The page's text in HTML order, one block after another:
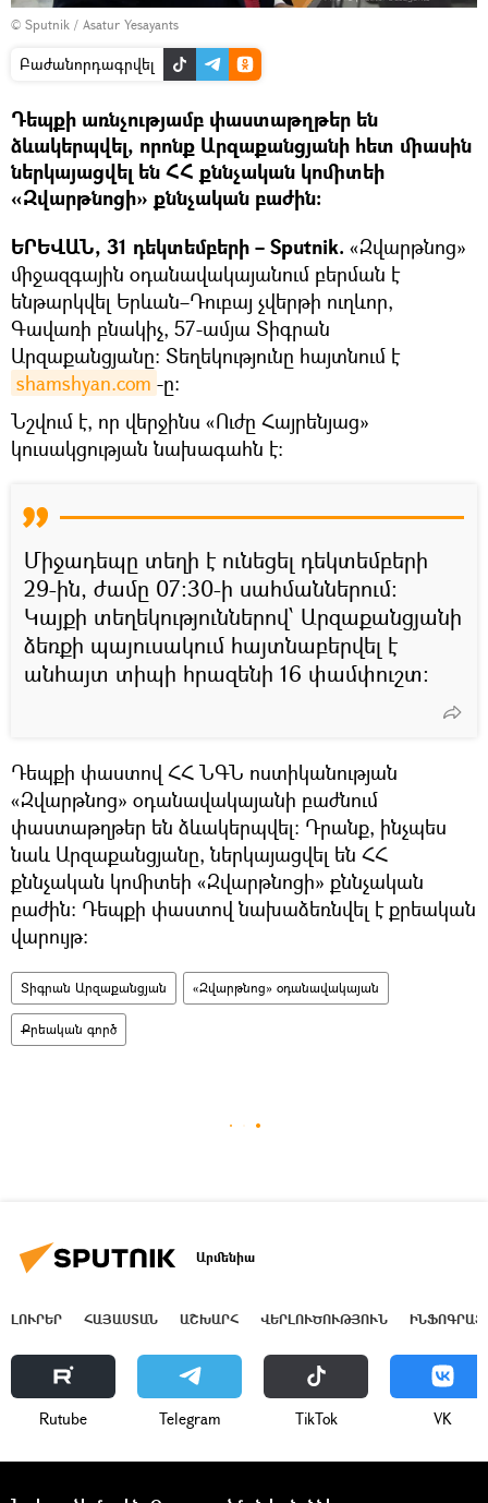
© Sputnik / Asatur Yesayants
Բաժանորդագրվել
Դեպքի առնչությամբ փաստաթղթեր են
ձևակերպվել, որոնք Արզաքանցյանի հետ միասին
ներկայացվել են ՀՀ քննչական կոմիտեի
«Զվարթնոցի» քննչական բաժին։
ԵՐԵՎԱՆ, 31 դեկտեմբերի – Sputnik. «Զվարթնոց»
միջազգային օդանավակայանում բերման է
ենթարկվել Երևան–Դուբայ չվերթի ուղևոր,
Գավառի բնակիչ, 57-ամյա Տիգրան
Արզաքանցյանը։ Տեղեկությունը հայտնում է
shamshyan.com -ը։
Նշվում է, որ վերջինս «Ուժը Հայրենյաց»
կուսակցության նախագահն է։
Միջադեպը տեղի է ունեցել դեկտեմբերի
29-ին, ժամը 07։30-ի սահմաններում։
Կայքի տեղեկություններով՝ Արզաքանցյանի
ձեռքի պայուսակում հայտնաբերվել է
անհայտ տիպի հրազենի 16 փամփուշտ։
Դեպքի փաստով ՀՀ ՆԳՆ ոստիկանության
«Զվարթնոց» օդանավակայանի բաժնում
փաստաթղթեր են ձևակերպվել։ Դրանք, ինչպես
նաև Արզաքանցյանը, ներկայացվել են ՀՀ
քննչական կոմիտեի «Զվարթնոցի» քննչական
բաժին։ Դեպքի փաստով նախաձեռնվել է քրեական
վարույթ։
Տիգրան Արզաքանցյան «Զվարթնոց» օդանավակայան
Քրեական գործ
Արմենիա
ԼՈՒՐԵՐ ՀԱՅԱՍՏԱՆ ԱՇԽԱՐՀ ՎԵՐԼՈՒԾՈՒԹՅՈՒՆ
Rutube Telegram ТikТоk VK